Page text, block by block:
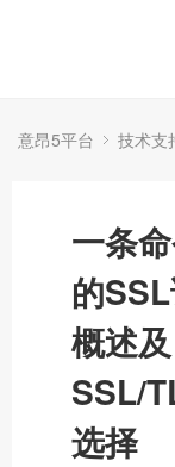
意昂5平台 技术支
一条
的
概述
SSL/
选择